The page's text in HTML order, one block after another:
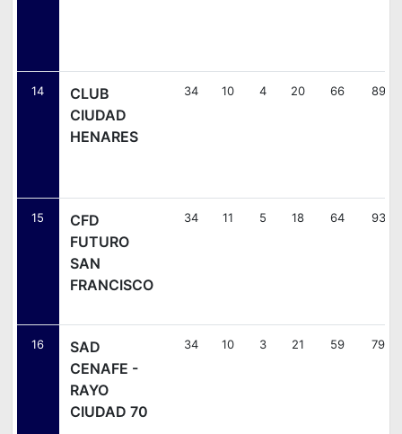
14
CLUB
CIUDAD
HENARES
34 10 4 20 66 89
15
CFD
FUTURO
SAN
FRANCISCO
34 11 5 18 64 93
16
SAD
CENAFE -
RAYO
CIUDAD 70
34 10 3 21 59 79